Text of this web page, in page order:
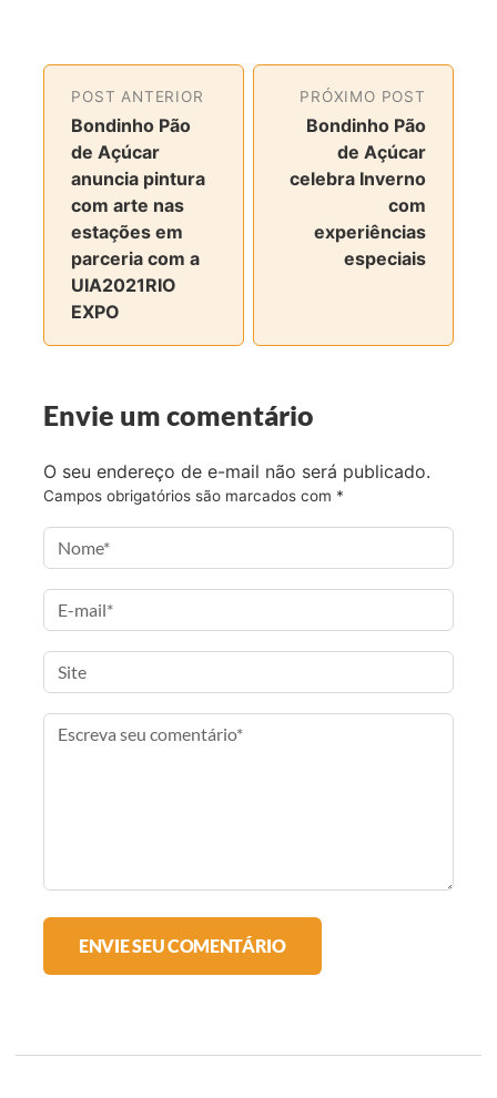
r
t
i
l
h
a
r
n
o
F
e
o
o
k
r
t
i
l
h
a
r
n
o
T
t
e
r
r
t
i
l
h
a
r
n
I
t
g
r
a
r
l
r
a
m
i
l
POST ANTERIOR
Bondinho Pão
de Açúcar
anuncia pintura
com arte nas
estações em
parceria com a
UIA2021RIO
EXPO
PRÓXIMO POST
Bondinho Pão
de Açúcar
celebra Inverno
com
experiências
especiais
Envie um comentário
O seu endereço de e-mail não será publicado.
Campos obrigatórios são marcados com *